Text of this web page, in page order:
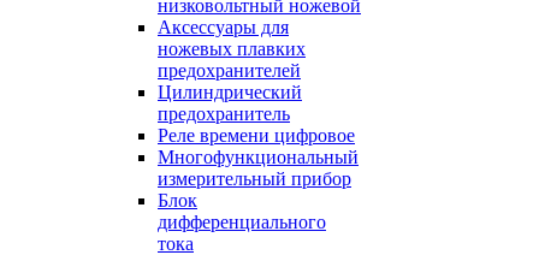
низковольтный ножевой
Аксессуары для
ножевых плавких
предохранителей
Цилиндрический
предохранитель
Реле времени цифровое
Многофункциональный
измерительный прибор
Блок
дифференциального
тока